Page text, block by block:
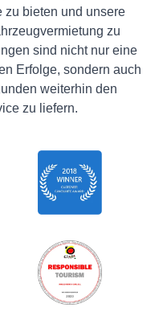
bieten und unsere
zu
sind nicht nur eine
Erfolge, sondern auch
weiterhin den
zu liefern.